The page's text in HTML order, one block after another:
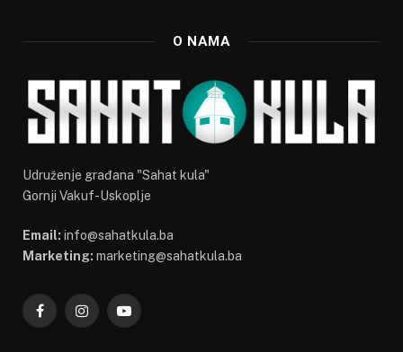
O NAMA
Udruženje građana "Sahat kula"
Gornji Vakuf-Uskoplje
Email: info@sahatkula.ba
Marketing: marketing@sahatkula.ba
FacebookInstagramYouTube